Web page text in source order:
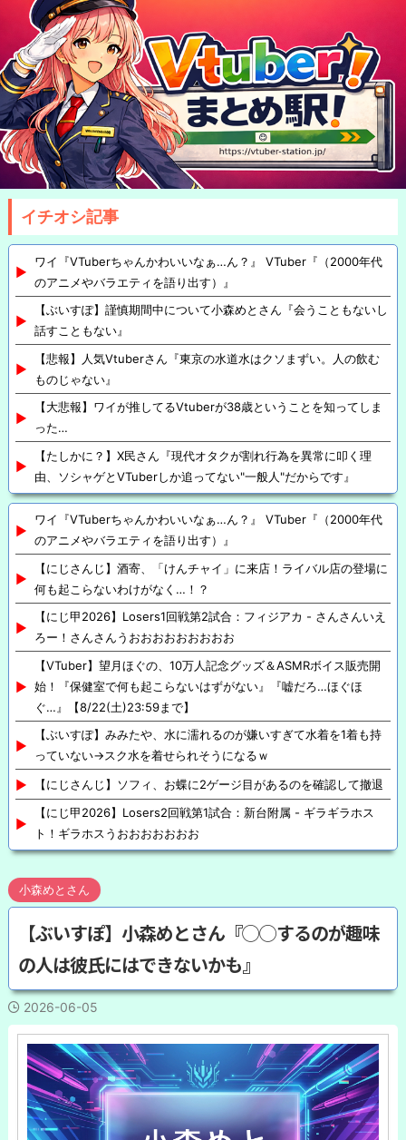
イチオシ記事
ワイ『VTuberちゃんかわいいなぁ…ん？』 VTuber『（2000年代
のアニメやバラエティを語り出す）』
【ぶいすぽ】謹慎期間中について小森めとさん『会うこともないし
話すこともない』
【悲報】人気Vtuberさん『東京の水道水はクソまずい。人の飲む
ものじゃない』
【大悲報】ワイが推してるVtuberが38歳ということを知ってしま
った…
【たしかに？】X民さん『現代オタクが割れ行為を異常に叩く理
由、ソシャゲとVTuberしか追ってない"一般人"だからです』
ワイ『VTuberちゃんかわいいなぁ…ん？』 VTuber『（2000年代
のアニメやバラエティを語り出す）』
【にじさんじ】酒寄、「けんチャイ」に来店！ライバル店の登場に
何も起こらないわけがなく…！？
【にじ甲2026】Losers1回戦第2試合：フィジアカ - さんさんいえ
ろー！さんさんうおおおおおおおおお
【VTuber】望月ほぐの、10万人記念グッズ＆ASMRボイス販売開
始！『保健室で何も起こらないはずがない』『嘘だろ…ほぐほ
ぐ…』【8/22(土)23:59まで】
【ぶいすぽ】みみたや、水に濡れるのが嫌いすぎて水着を1着も持
っていない→スク水を着せられそうになるｗ
【にじさんじ】ソフィ、お蝶に2ゲージ目があるのを確認して撤退
【にじ甲2026】Losers2回戦第1試合：新台附属 - ギラギラホス
ト！ギラホスうおおおおおおお
小森めとさん
【ぶいすぽ】小森めとさん『◯◯するのが趣味
の人は彼氏にはできないかも』
2026-06-05